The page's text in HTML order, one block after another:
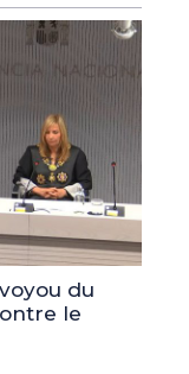
du
le